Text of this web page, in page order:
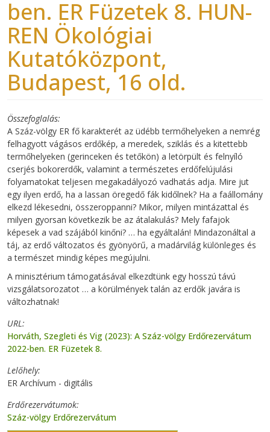
ben. ER Füzetek 8. HUN-
REN Ökológiai
Kutatóközpont,
Budapest, 16 old.
Összefoglalás
A Száz-völgy ER fő karakterét az üdébb termőhelyeken a nemrég
felhagyott vágásos erdőkép, a meredek, sziklás és a kitettebb
termőhelyeken (gerinceken és tetőkön) a letörpült és felnyíló
cserjés bokorerdők, valamint a természetes erdőfelújulási
folyamatokat teljesen megakadályozó vadhatás adja. Mire jut
egy ilyen erdő, ha a lassan öregedő fák kidőlnek? Ha a faállomány
elkezd lékesedni, összeroppanni? Mikor, milyen mintázattal és
milyen gyorsan következik be az átalakulás? Mely fafajok
képesek a vad szájából kinőni? … ha egyáltalán! Mindazonáltal a
táj, az erdő változatos és gyönyörű, a madárvilág különleges és
a természet mindig képes megújulni.
A minisztérium támogatásával elkezdtünk egy hosszú távú
vizsgálatsorozatot … a körülmények talán az erdők javára is
változhatnak!
URL
Horváth, Szegleti és Vig (2023): A Száz-völgy Erdőrezervátum
2022-ben. ER Füzetek 8.
Lelőhely
ER Archívum - digitális
Erdőrezervátumok
Száz-völgy Erdőrezervátum